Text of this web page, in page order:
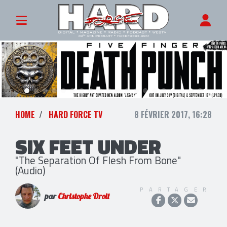
HOME HARD FORCE TV 8 FÉVRIER 2017, 16:28
SIX FEET UNDER
"The Separation Of Flesh From Bone"
(Audio)
parChristophe Droit
PARTAGER